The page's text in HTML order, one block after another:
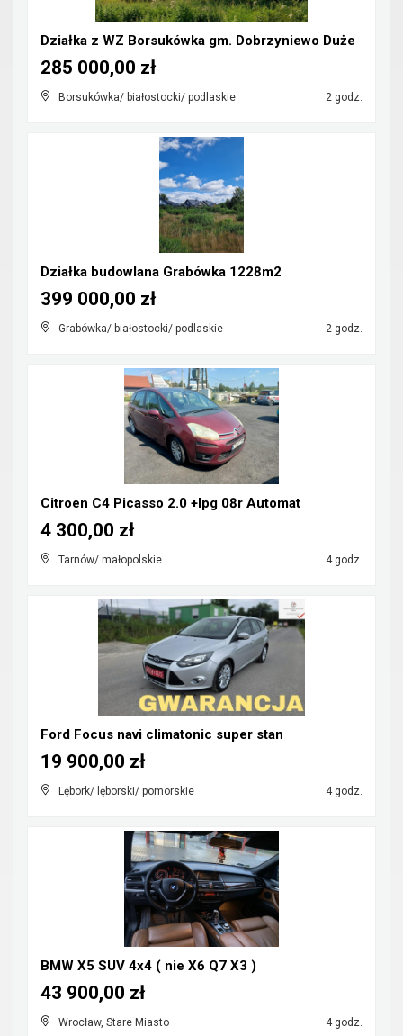
Działka z WZ Borsukówka gm. Dobrzyniewo Duże
Borsukówka/ białostocki/ podlaskie 2 godz.
285 000,00 zł
Działka budowlana Grabówka 1228m2
Grabówka/ białostocki/ podlaskie 2 godz.
399 000,00 zł
Citroen C4 Picasso 2.0 +lpg 08r Automat
Tarnów/ małopolskie 4 godz.
4 300,00 zł
Ford Focus navi climatonic super stan
Lębork/ lęborski/ pomorskie 4 godz.
19 900,00 zł
BMW X5 SUV 4x4 ( nie X6 Q7 X3 )
Wrocław, Stare Miasto 4 godz.
43 900,00 zł